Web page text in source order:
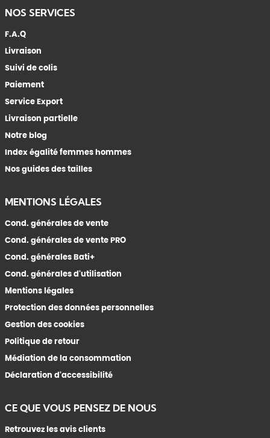
NOS SERVICES
F.A.Q
Livraison
Suivi de colis
Paiement
Service Export
Livraison partielle
Notre blog
Index égalité femmes hommes
Nos guides des tailles
MENTIONS LÉGALES
Cond. générales de vente
Cond. générales de vente PRO
Cond. générales Bati+
Cond. générales d'utilisation
Mentions légales
Protection des données personnelles
Gestion des cookies
Politique de retour
Médiation de la consommation
Déclaration d'accessibilité
CE QUE VOUS PENSEZ DE NOUS
Retrouvez les avis clients